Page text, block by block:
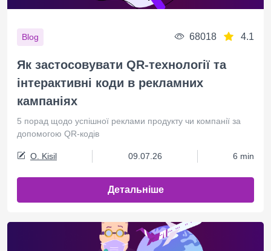
Blog 68018 4.1
Як застосовувати QR-технології та
інтерактивні коди в рекламних
кампаніях
5 порад щодо успішної реклами продукту чи компанії за
допомогою QR-кодів
O. Kisil 09.07.26 6 min
Детальніше